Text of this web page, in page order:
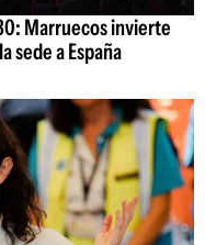
Marruecos invierte
sede a España